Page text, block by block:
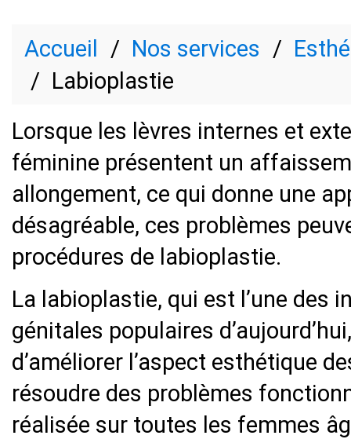
Accueil Nos services
Labioplastie
Lorsque les lèvres internes et
féminine présentent un
allongement, ce qui donne une
désagréable, ces problèmes
procédures de labioplastie.
La labioplastie, qui est l’une des
génitales populaires
d’améliorer l’aspect esthétique
résoudre des problèmes
réalisée sur toutes les femmes